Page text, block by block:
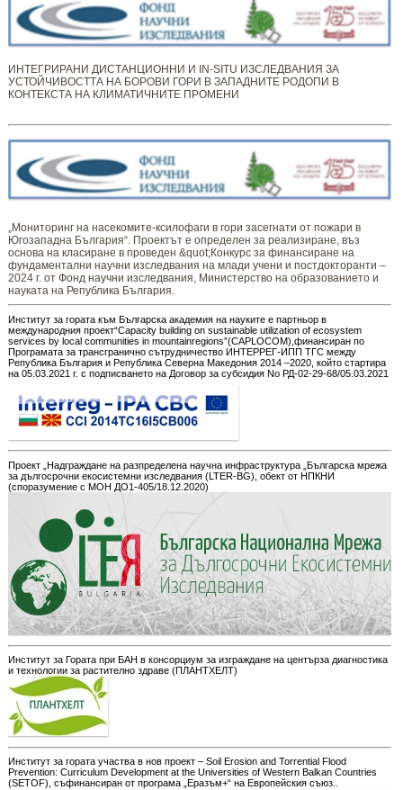
ИНТЕГРИРАНИ ДИСТАНЦИОННИ И IN-SITU ИЗСЛЕДВАНИЯ ЗА
УСТОЙЧИВОСТТА НА БОРОВИ ГОРИ В ЗАПАДНИТЕ РОДОПИ В
КОНТЕКСТА НА КЛИМАТИЧНИТЕ ПРОМЕНИ
„Мониторинг ​​​на ​​насекомите-ксилофаги в гори засегнати от пожари в
Югозападна България“. Проектът е определен за реализиране, въз
основа на класиране в проведен &quot;Конкурс за финансиране на
фундаментални научни изследвания на млади учени и постдокторанти –
2024 г. от Фонд научни изследвания, Министерство на образованието и
науката на Република България.
Институт за гората към Българска академия на науките е партньор в
международния проект“Capacity building on sustainable utilization of ecosystem
services by local communities in mountainregions”(CAPLOCOM),финансиран по
Програмата за трансгранично сътрудничество ИНТЕРРЕГ-ИПП ТГС между
Република България и Република Северна Македония 2014 –2020, който стартира
на 05.03.2021 г. с подписването на Договор за субсидия No РД-02-29-68/05.03.2021
Проект „Надграждане на разпределена научна инфраструктура „Българска мрежа
за дългосрочни екосистемни изследвания (LTER-BG), обект от НПКНИ
(споразумение с МОН ДО1-405/18.12.2020)
Институт за Гората при БАН в консорциум за изграждане на центърза диагностика
и технологии за растително здраве (ПЛАНТХЕЛТ)
Институт за гората участва в нов проект – Soil Erosion and Torrential Flood
Prevention: Curriculum Development at the Universities of Western Balkan Countries
(SETOF), съфинансиран от програма „Еразъм+“ на Европейския съюз..